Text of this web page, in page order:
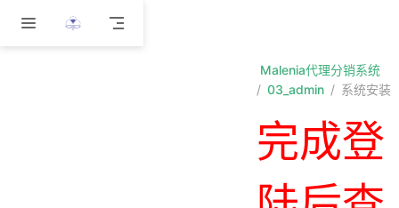
跳至主要內容
Malenia代理分销系统
03_admin
系统安装
完成登